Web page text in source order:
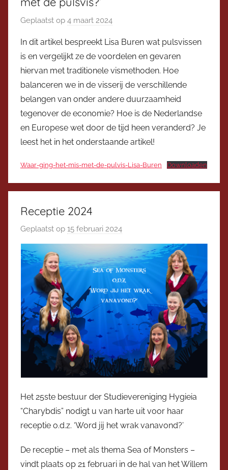
Geplaatst op 4 maart 2024
o
r
V
i
c
e
v
o
r
i
e
r
In dit artikel bespreekt Lisa Buren wat pulsvissen
is en vergelijkt ze de voordelen en gevaren
hiervan met traditionele vismethoden. Hoe
balanceren we in de visserij de verschillende
belangen van onder andere duurzaamheid
tegenover de economie? Hoe is de Nederlandse
en Europese wet door de tijd heen veranderd? Je
leest het in het onderstaande artikel!
Waar-ging-het-mis-met-de-pulvis-Lisa-Buren Downloaden
Receptie 2024
Geplaatst op 15 februari 2024
o
o
r
V
i
v
o
o
r
i
t
t
r
Het 25ste bestuur der Studievereniging Hygieia
“Charybdis” nodigt u van harte uit voor haar
receptie o.d.z. ‘Word jij het wrak vanavond?’
De receptie – met als thema Sea of Monsters –
vindt plaats op 21 februari in de hal van het Willem